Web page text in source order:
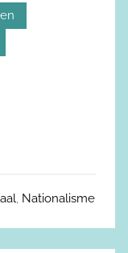
, Nationalisme